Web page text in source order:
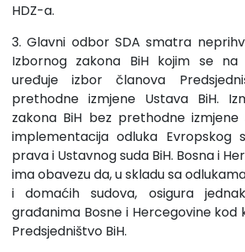
HDZ-a.
3. Glavni odbor SDA smatra
Izbornog zakona BiH kojim se na
uređuje izbor članova
prethodne izmjene Ustava BiH.
zakona BiH bez prethodne izmjene
implementacija odluka Evropskog
prava i Ustavnog suda BiH. Bosna i
ima obavezu da, u skladu sa
i domaćih sudova, osigura
građanima Bosne i Hercegovine kod
Predsjedništvo BiH.